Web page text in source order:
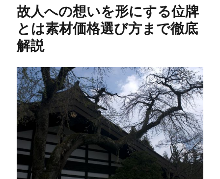
ー
故人への想いを形にする位牌
とは素材価格選び方まで徹底
解説